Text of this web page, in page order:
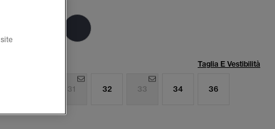
Taglia E Vestibilità
31 32 33 34 36